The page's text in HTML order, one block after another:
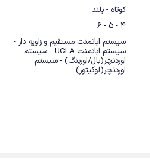
کوتاه - بلند
4 - 5 - 6
سیستم اباتمنت مستقیم و زاویه دار -
سیستم اباتمنت UCLA - سیستم
اوردنچر(بال/اورینگ) - سیستم
اوردنچر(لوکیتور)